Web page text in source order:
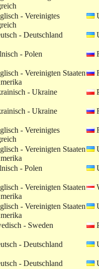
- Vereinigtes
- Deutschland
- Polen
- Vereinigten Staaten
- Ukraine
- Ukraine
- Vereinigtes
- Vereinigten Staaten
- Polen
- Vereinigten Staaten
- Vereinigten Staaten
- Sweden
- Deutschland
- Deutschland